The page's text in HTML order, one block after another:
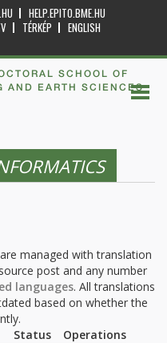
HELP.EPITO.BME.HU
TÉRKÉP
ENGLISH
SCHOOL OF
AND EARTH SCIENCES
managed with translation
post and any number
languages. All translations
based on whether the
Status
Operations